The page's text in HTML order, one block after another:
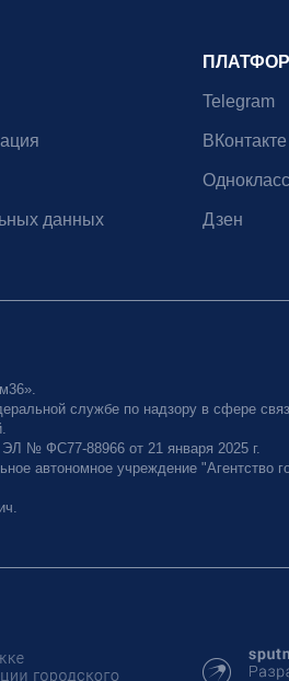
данных
Telegram
ВКонтакте
Дзен
службе по надзору в сфере
ЭЛ № ФС77-88966 от 21 января 2025 г.
автономное учреждение "Агентство